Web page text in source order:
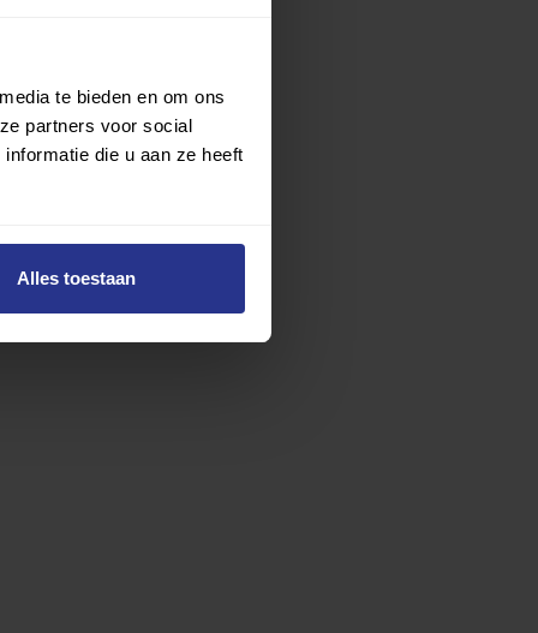
te bieden en om ons
partners voor social
die u aan ze heeft
Alles toestaan